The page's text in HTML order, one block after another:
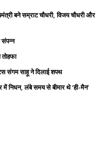
बने सम्राट चौधरी, विजय चौधरी और
संगम साहू ने दिलाई शपथ
निधन, लंबे समय से बीमार थे ‘ही-मैन’